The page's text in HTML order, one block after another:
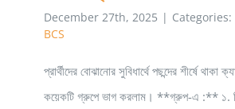
December 27th, 2025 | Categories:
BCS
প্রার্থীদের বোঝানোর সুবিধার্থে পছন্দের শীর্ষে থাকা
কয়েকটি গ্রুপে ভাগ করলাম। **গ্রুপ-এ :** ১.